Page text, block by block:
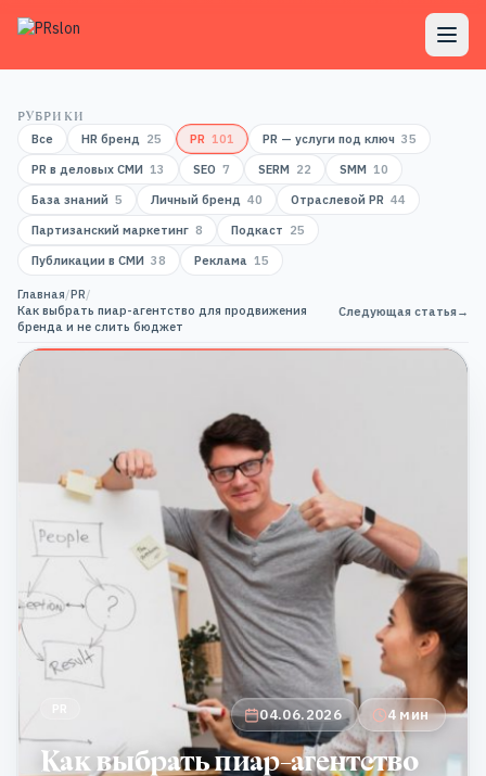
РУБРИКИ
Все
HR бренд 25 PR 101 PR — услуги под ключ 35
PR в деловых СМИ 13 SEO 7 SERM 22 SMM 10
База знаний 5 Личный бренд 40 Отраслевой PR 44
Партизанский маркетинг 8 Подкаст 25
Публикации в СМИ 38 Реклама 15
Главная/PR/
Как выбрать пиар-агентство для продвижения
бренда и не слить бюджет
Следующая статья→
04.06.2026 4 мин
Как выбрать пиар-агентство